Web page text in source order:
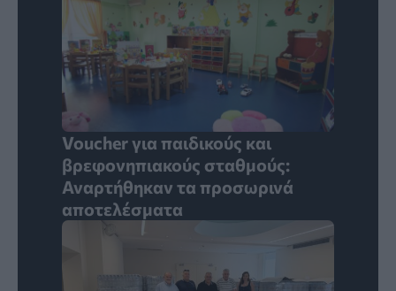
Voucher για παιδικούς και
βρεφονηπιακούς σταθμούς:
Αναρτήθηκαν τα προσωρινά
αποτελέσματα